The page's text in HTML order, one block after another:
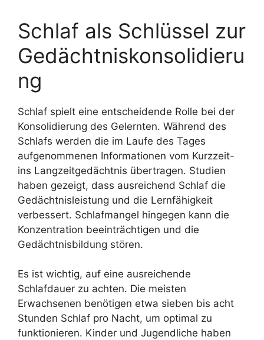
Schlaf als Schlüssel zur
Gedächtniskonsolidieru
ng
Schlaf spielt eine entscheidende Rolle bei der
Konsolidierung des Gelernten. Während des
Schlafs werden die im Laufe des Tages
aufgenommenen Informationen vom Kurzzeit-
ins Langzeitgedächtnis übertragen. Studien
haben gezeigt, dass ausreichend Schlaf die
Gedächtnisleistung und die Lernfähigkeit
verbessert. Schlafmangel hingegen kann die
Konzentration beeinträchtigen und die
Gedächtnisbildung stören.
Es ist wichtig, auf eine ausreichende
Schlafdauer zu achten. Die meisten
Erwachsenen benötigen etwa sieben bis acht
Stunden Schlaf pro Nacht, um optimal zu
funktionieren. Kinder und Jugendliche haben